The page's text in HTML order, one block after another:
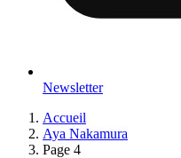
Newsletter
Accueil
Aya Nakamura
Page 4